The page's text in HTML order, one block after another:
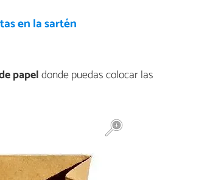
en la sartén
papeldonde puedas colocar las